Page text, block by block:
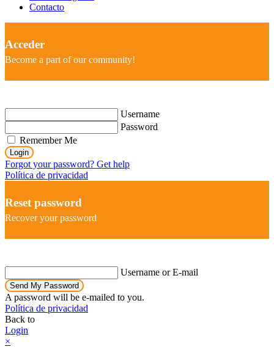
Contacto
Acceder
Become a part of our community!
Username
Password
Remember Me
Login
Forgot your password? Get help
Política de privacidad
Reset password
Recover your password
Username or E-mail
Send My Password
A password will be e-mailed to you.
Política de privacidad
Back to
Login
×